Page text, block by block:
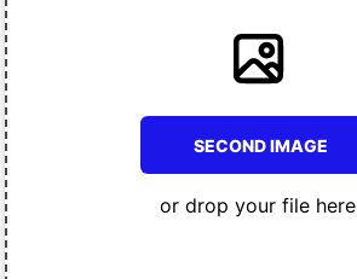
SECOND IMAGE
or drop your file here